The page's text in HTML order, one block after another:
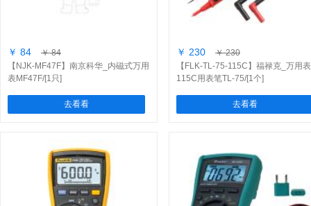
￥ 84
￥ 84
【NJK-MF47F】南京科华_内磁式万用
表MF47F/[1只]
去看看
￥ 230
￥ 230
【FLK-TL-75-115C】福禄克_万用表
115C用表笔TL-75/[1个]
去看看